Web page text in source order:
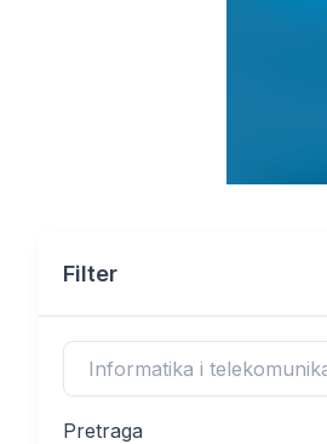
Filter
Pretraga